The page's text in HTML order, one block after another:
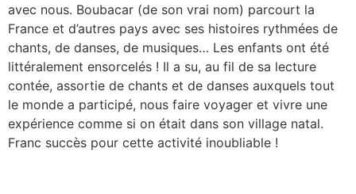
avec nous. Boubacar (de son vrai nom) parcourt la
France et d’autres pays avec ses histoires rythmées de
chants, de danses, de musiques… Les enfants ont été
littéralement ensorcelés ! Il a su, au fil de sa lecture
contée, assortie de chants et de danses auxquels tout
le monde a participé, nous faire voyager et vivre une
expérience comme si on était dans son village natal.
Franc succès pour cette activité inoubliable !